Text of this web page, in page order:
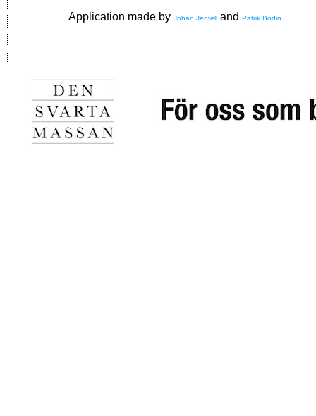
Application made by Johan Jentell and Patrik Bodin